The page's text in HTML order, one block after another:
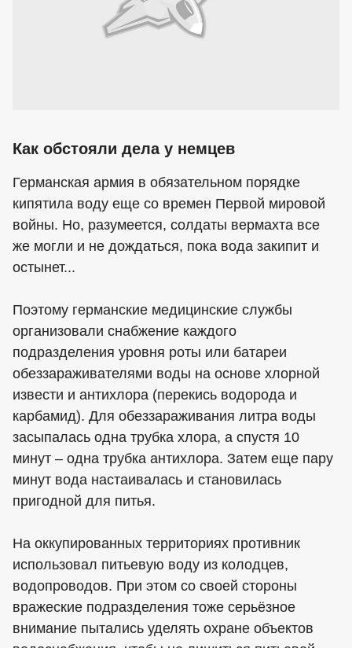
Как обстояли дела у немцев
Германская армия в обязательном порядке
кипятила воду еще со времен Первой мировой
войны. Но, разумеется, солдаты вермахта все
же могли и не дождаться, пока вода закипит и
остынет...
Поэтому германские медицинские службы
организовали снабжение каждого
подразделения уровня роты или батареи
обеззараживателями воды на основе хлорной
извести и антихлора (перекись водорода и
карбамид). Для обеззараживания литра воды
засыпалась одна трубка хлора, а спустя 10
минут – одна трубка антихлора. Затем еще пару
минут вода настаивалась и становилась
пригодной для питья.
На оккупированных территориях противник
использовал питьевую воду из колодцев,
водопроводов. При этом со своей стороны
вражеские подразделения тоже серьёзное
внимание пытались уделять охране объектов